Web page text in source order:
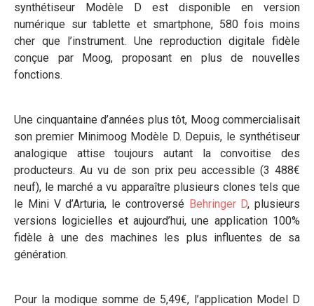
synthétiseur Modèle D est disponible en version
numérique sur tablette et smartphone, 580 fois moins
cher que l’instrument. Une reproduction digitale fidèle
conçue par Moog, proposant en plus de nouvelles
fonctions.
Une cinquantaine d’années plus tôt, Moog commercialisait
son premier Minimoog Modèle D. Depuis, le synthétiseur
analogique attise toujours autant la convoitise des
producteurs. Au vu de son prix peu accessible (3 488€
neuf), le marché a vu apparaître plusieurs clones tels que
le Mini V d’Arturia, le controversé Behringer D, plusieurs
versions logicielles et aujourd’hui, une application 100%
fidèle à une des machines les plus influentes de sa
génération.
Pour la modique somme de 5,49€, l’application Model D